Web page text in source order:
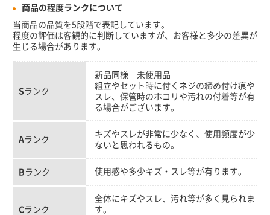
商品の程度ランクについて
当商品の品質を5段階で表記しています。
程度の評価は客観的に判断していますが、お客様と多少の差異が
生じる場合があります。
Sランク
新品同様 未使用品
組立やセット時に付くネジの締め付け痕や
スレ、保管時のホコリや汚れの付着等が有
る場合がございます。
A ランク
キズやスレが非常に少なく、使用頻度が少
ないと思われるもの。
B ランク 使用感や多少キズ・スレ等が有ります。
Cランク
全体にキズやスレ、汚れ等が多く見られま
す。